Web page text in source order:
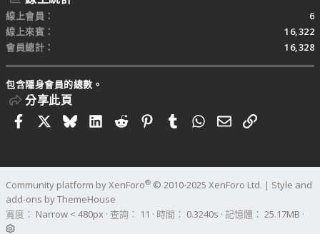
線上會員
6
線上來賓
16,322
會員總計
16,328
包含隱身會員的總數。
分享此頁
FacebookBlueskyLinkedIn
RedditPinterestTumblrWhatsApp
電子郵件
連結
Community platform by XenForo® © 2010-2025 XenForo Ltd. | Style and
add-ons by ThemeHouse
寬度
查詢 11 時間 0.3240s 記憶體 25.17MB